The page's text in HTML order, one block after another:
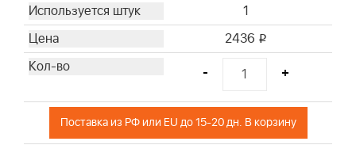
Husqvarna
Husqvarna
Briggs & Stratton
Briggs & Stratton
Briggs & Stratton
Briggs & Stratton
1
2436 i
- +
Поставка из РФ или EU до 15-20 дн. В корзину